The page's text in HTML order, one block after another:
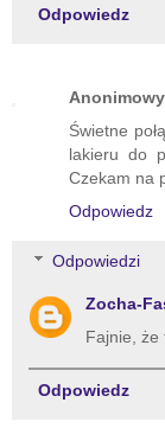
Odpowiedz
Anonimowy
Świetne
lakieru do
Czekam na
Odpowiedz
Odpowiedzi
Zocha-
Fajnie, że
Odpowiedz